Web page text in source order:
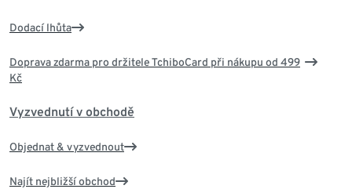
Dodací lhůta
Doprava zdarma pro držitele TchiboCard při nákupu od 499
Kč
Vyzvednutí v obchodě
Objednat & vyzvednout
Najít nejbližší obchod